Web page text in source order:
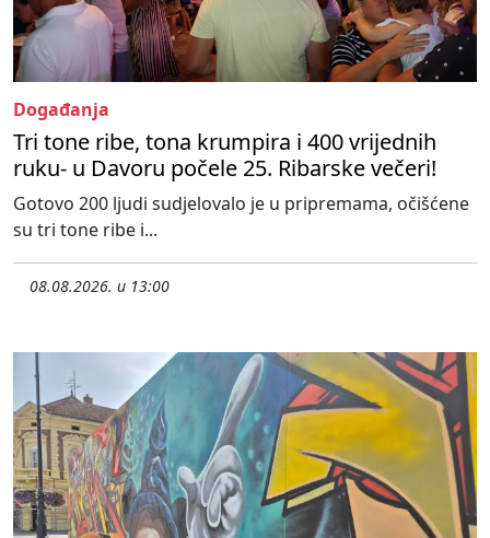
Događanja
Tri tone ribe, tona krumpira i 400 vrijednih
ruku- u Davoru počele 25. Ribarske večeri!
Gotovo 200 ljudi sudjelovalo je u pripremama, očišćene
su tri tone ribe i...
08.08.2026. u 13:00